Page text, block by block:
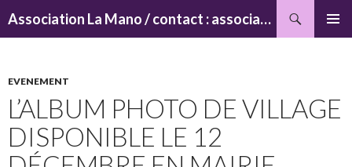
Association La Mano / contact : associationlamano@yahoo.fr
EVENEMENT
L’ALBUM PHOTO DE VILLAGE
DISPONIBLE LE 12